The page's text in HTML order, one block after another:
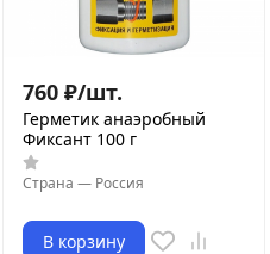
760 ₽/шт.
Герметик анаэробный
Фиксант 100 г
Страна — Россия
В корзину